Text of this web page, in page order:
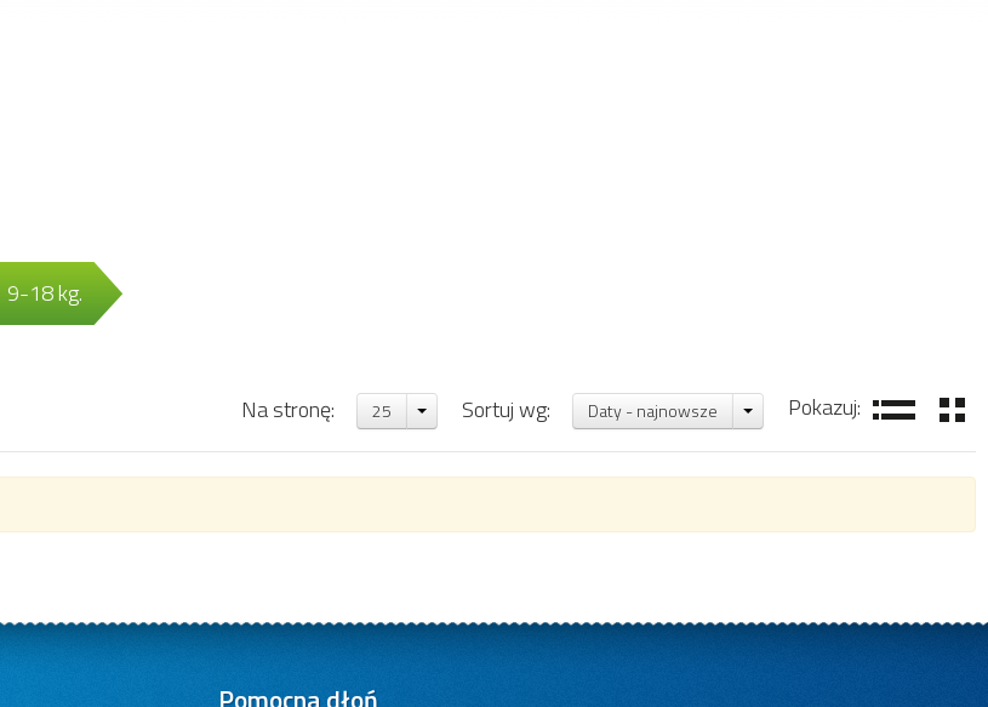
9-18 kg.
Pokazuj:
Sortuj wg: Daty - najnowsze
Na stronę: 25